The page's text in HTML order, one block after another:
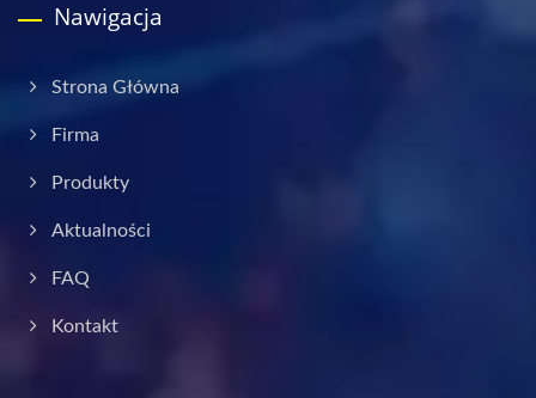
Nawigacja
Strona Główna
Firma
Produkty
Aktualności
FAQ
Kontakt